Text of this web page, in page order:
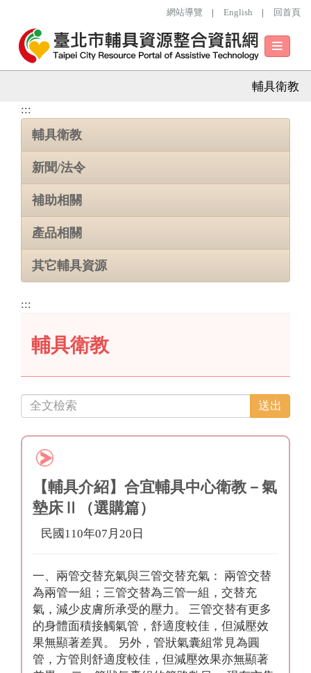
跳到主要內容區塊
網站導覽 | English | 回首頁
導
列
輔具衛教
:::
輔具衛教
新聞/法令
補助相關
產品相關
其它輔具資源
:::
輔具衛教
【輔具介紹】合宜輔具中心衛教－氣
墊床Ⅱ（選購篇）
民國110年07月20日
一、兩管交替充氣與三管交替充氣： 兩管交替
為兩管一組；三管交替為三管一組，交替充
氣，減少皮膚所承受的壓力。 三管交替有更多
的身體面積接觸氣管，舒適度較佳，但減壓效
果無顯著差異。 另外，管狀氣囊組常見為圓
管，方管則舒適度較佳，但減壓效果亦無顯著